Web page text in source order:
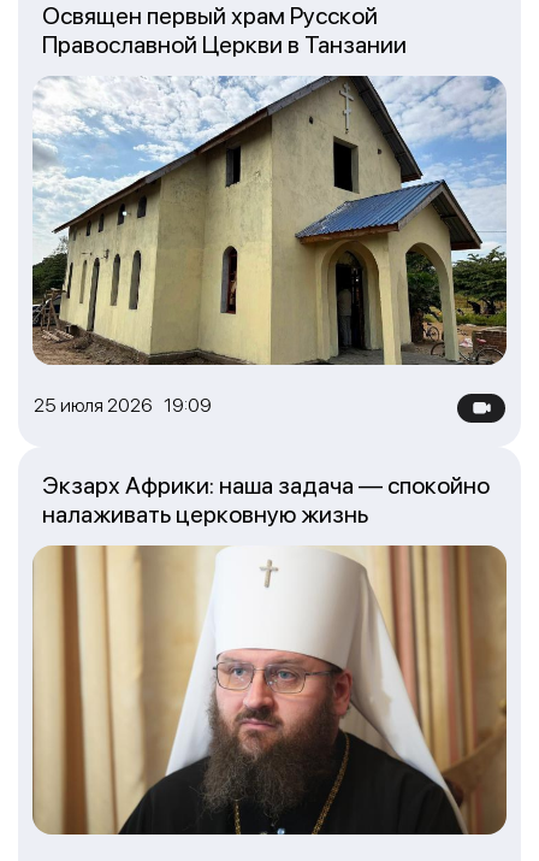
25 июля 2026 19:09
Освящен первый храм Русской
Православной Церкви в Танзании
Экзарх Африки: наша задача — спокойно
налаживать церковную жизнь